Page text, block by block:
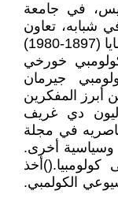
في جامعة
شبابه، تعاون
مع الشاعر والكاتب الكولومبي رافائيل مايا (1897-1980)
خورخي
الكولومبي جيرمان
الذي يُعدّ من أبرز المفكرين
ليون دي غريف
من معاصريه في مجلة
وسياسية أخرى.
الكولمبي.